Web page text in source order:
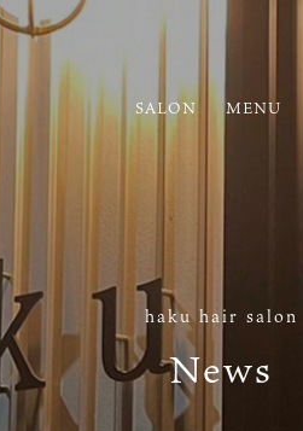
haku hair salon
News
SALON MENU